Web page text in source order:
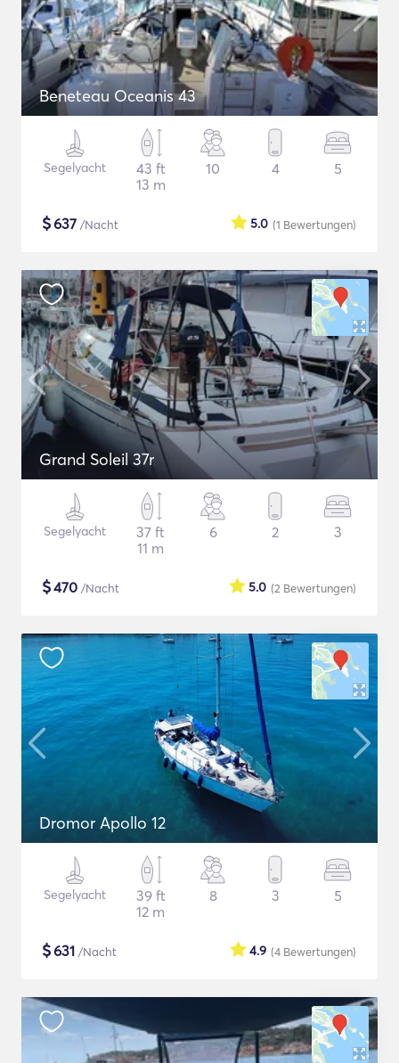
Beneteau Oceanis 43
Segelyacht
43 ft
13 m
10 4 5
$637 /Nacht (1 Bewertungen)
5.0
Grand Soleil 37r
Segelyacht
37 ft
11 m
6 2 3
$470 /Nacht (2 Bewertungen)
5.0
Dromor Apollo 12
Segelyacht
39 ft
12 m
8 3 5
$631 /Nacht (4 Bewertungen)
4.9